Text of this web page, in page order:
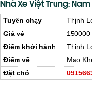
Nhà Xe Việt Trung:
Tuyến chạy
Thịnh
Giá vé
Điểm khởi hành
Thịnh
Điểm về
Mạo
Đặt chỗ